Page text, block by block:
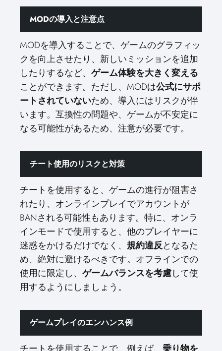
MODの導入と注意点
MODを導入することで、ゲームのグラフィッ
クを向上させたり、新しいミッションを追加
したりするなど、 ゲーム体験を大きく変える
ことができます。ただし、MODは公式にサポ
ートされていないため、導入にはリスクが伴
います。互換性の問題や、ゲームが不安定に
なる可能性があるため、注意が必要です。
チート使用のリスクと対策
チートを使用すると、ゲームの進行が阻害さ
れたり、オンラインプレイでアカウントが
BANされる可能性もあります。特に、オンラ
インモードで使用すると、他のプレイヤーに
迷惑をかけるだけでなく、 規約違反となるた
め、絶対に避けるべきです。オフラインでの
使用に限定し、 ゲームバランスを考慮して使
用するようにしましょう。
ゲームプレイのエンハンス例